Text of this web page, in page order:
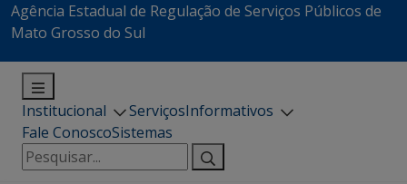
Agência Estadual de Regulação de Serviços Públicos de
Mato Grosso do Sul
Institucional ServiçosInformativos
Fale ConoscoSistemas
Pesquisar
por: